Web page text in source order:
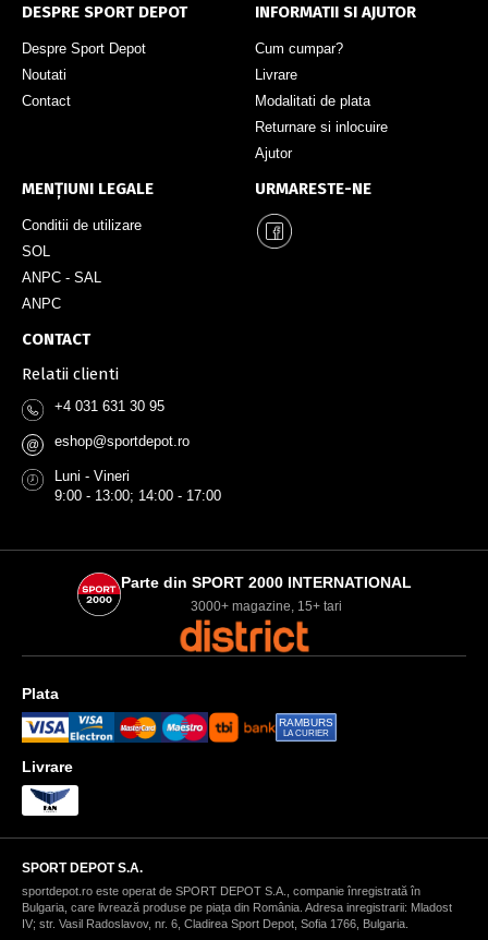
DESPRE SPORT DEPOT
Despre Sport Depot
Noutati
Contact
INFORMATII SI AJUTOR
Cum cumpar?
Livrare
Modalitati de plata
Returnare si inlocuire
Ajutor
MENȚIUNI LEGALE
Conditii de utilizare
SOL
ANPC - SAL
ANPC
URMARESTE-NE
CONTACT
Relatii clienti
+4 031 631 30 95
@ eshop@sportdepot.ro
Luni - Vineri
9:00 - 13:00; 14:00 - 17:00
Parte din SPORT 2000 INTERNATIONAL
3000+ magazine, 15+ tari
Plata
RAMBURS
LA CURIER
Livrare
SPORT DEPOT S.A.
sportdepot.ro este operat de SPORT DEPOT S.A., companie înregistrată în
Bulgaria, care livrează produse pe piața din România. Adresa inregistrarii: Mladost
IV; str. Vasil Radoslavov, nr. 6, Cladirea Sport Depot, Sofia 1766, Bulgaria.